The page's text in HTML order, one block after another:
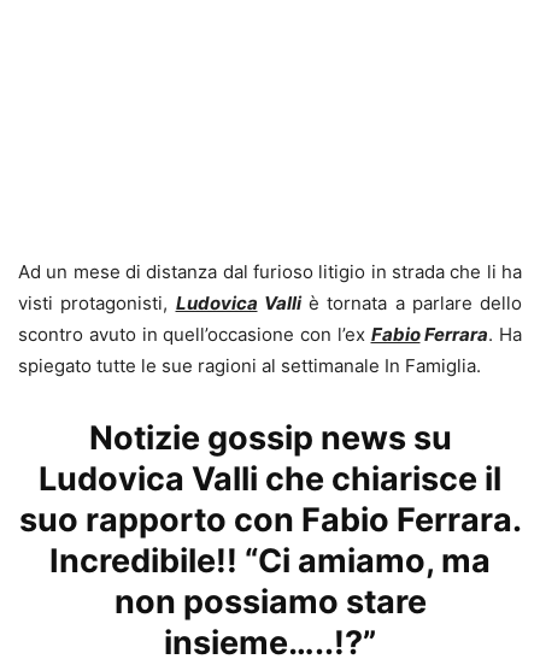
Ad un mese di distanza dal furioso litigio in strada che li ha
visti protagonisti, Ludovica Valli è tornata a parlare dello
scontro avuto in quell’occasione con l’ex FabioFerrara. Ha
spiegato tutte le sue ragioni al settimanale In Famiglia.
Notizie gossip news su
Ludovica Valli che chiarisce il
suo rapporto con Fabio Ferrara.
Incredibile!! “Ci amiamo, ma
non possiamo stare
insieme…..!?”